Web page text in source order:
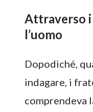
Attraverso i
l’uomo
Dopodiché,
indagare, i
comprendeva